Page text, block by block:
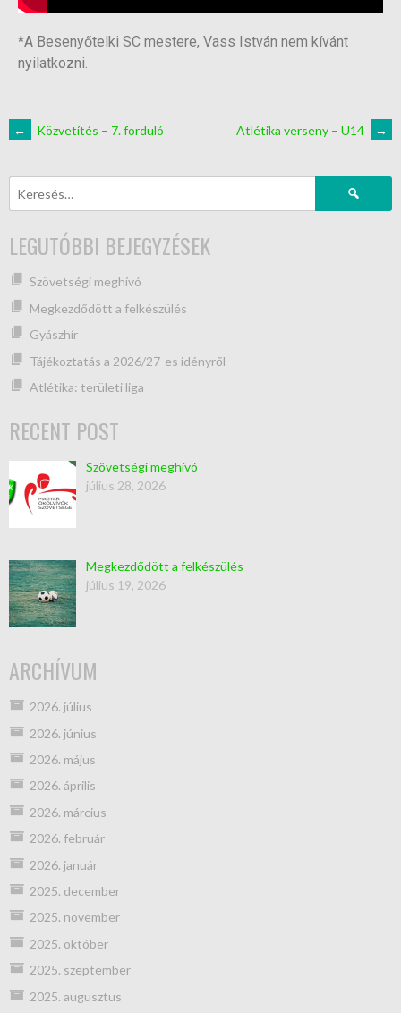
*A Besenyőtelki SC mestere, Vass István nem kívánt
nyilatkozni.
← Közvetítés – 7. forduló Atlétika verseny – U14 →
LEGUTÓBBI BEJEGYZÉSEK
Szövetségi meghívó
Megkezdődött a felkészülés
Gyászhír
Tájékoztatás a 2026/27-es idényről
Atlétika: területi liga
RECENT POST
Szövetségi meghívó
július 28, 2026
Megkezdődött a felkészülés
július 19, 2026
ARCHÍVUM
2026. július
2026. június
2026. május
2026. április
2026. március
2026. február
2026. január
2025. december
2025. november
2025. október
2025. szeptember
2025. augusztus